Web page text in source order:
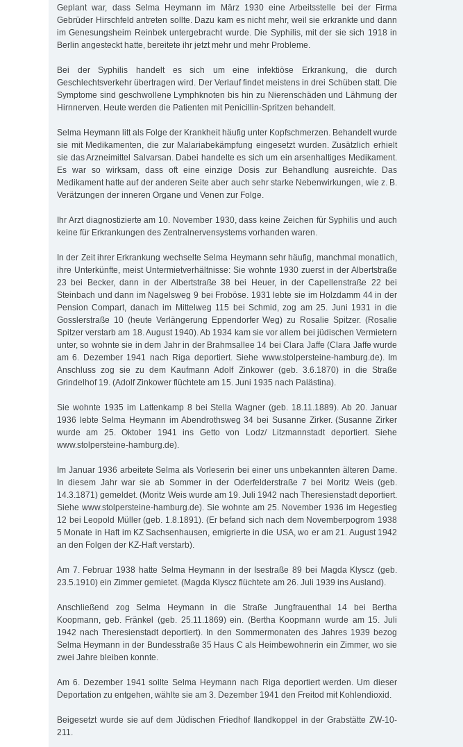
Geplant war, dass Selma Heymann im März 1930 eine Arbeitsstelle bei der Firma
Gebrüder Hirschfeld antreten sollte. Dazu kam es nicht mehr, weil sie erkrankte und dann
im Genesungsheim Reinbek untergebracht wurde. Die Syphilis, mit der sie sich 1918 in
Berlin angesteckt hatte, bereitete ihr jetzt mehr und mehr Probleme.
Bei der Syphilis handelt es sich um eine infektiöse Erkrankung, die durch
Geschlechtsverkehr übertragen wird. Der Verlauf findet meistens in drei Schüben statt. Die
Symptome sind geschwollene Lymphknoten bis hin zu Nierenschäden und Lähmung der
Hirnnerven. Heute werden die Patienten mit Penicillin-Spritzen behandelt.
Selma Heymann litt als Folge der Krankheit häufig unter Kopfschmerzen. Behandelt wurde
sie mit Medikamenten, die zur Malariabekämpfung eingesetzt wurden. Zusätzlich erhielt
sie das Arzneimittel Salvarsan. Dabei handelte es sich um ein arsenhaltiges Medikament.
Es war so wirksam, dass oft eine einzige Dosis zur Behandlung ausreichte. Das
Medikament hatte auf der anderen Seite aber auch sehr starke Nebenwirkungen, wie z. B.
Verätzungen der inneren Organe und Venen zur Folge.
Ihr Arzt diagnostizierte am 10. November 1930, dass keine Zeichen für Syphilis und auch
keine für Erkrankungen des Zentralnervensystems vorhanden waren.
In der Zeit ihrer Erkrankung wechselte Selma Heymann sehr häufig, manchmal monatlich,
ihre Unterkünfte, meist Untermietverhältnisse: Sie wohnte 1930 zuerst in der Albertstraße
23 bei Becker, dann in der Albertstraße 38 bei Heuer, in der Capellenstraße 22 bei
Steinbach und dann im Nagelsweg 9 bei Froböse. 1931 lebte sie im Holzdamm 44 in der
Pension Compart, danach im Mittelweg 115 bei Schmid, zog am 25. Juni 1931 in die
Gosslerstraße 10 (heute Verlängerung Eppendorfer Weg) zu Rosalie Spitzer. (Rosalie
Spitzer verstarb am 18. August 1940). Ab 1934 kam sie vor allem bei jüdischen Vermietern
unter, so wohnte sie in dem Jahr in der Brahmsallee 14 bei Clara Jaffe (Clara Jaffe wurde
am 6. Dezember 1941 nach Riga deportiert. Siehe www.stolpersteine-hamburg.de). Im
Anschluss zog sie zu dem Kaufmann Adolf Zinkower (geb. 3.6.1870) in die Straße
Grindelhof 19. (Adolf Zinkower flüchtete am 15. Juni 1935 nach Palästina).
Sie wohnte 1935 im Lattenkamp 8 bei Stella Wagner (geb. 18.11.1889). Ab 20. Januar
1936 lebte Selma Heymann im Abendrothsweg 34 bei Susanne Zirker. (Susanne Zirker
wurde am 25. Oktober 1941 ins Getto von Lodz/ Litzmannstadt deportiert. Siehe
www.stolpersteine-hamburg.de).
Im Januar 1936 arbeitete Selma als Vorleserin bei einer uns unbekannten älteren Dame.
In diesem Jahr war sie ab Sommer in der Oderfelderstraße 7 bei Moritz Weis (geb.
14.3.1871) gemeldet. (Moritz Weis wurde am 19. Juli 1942 nach Theresienstadt deportiert.
Siehe www.stolpersteine-hamburg.de). Sie wohnte am 25. November 1936 im Hegestieg
12 bei Leopold Müller (geb. 1.8.1891). (Er befand sich nach dem Novemberpogrom 1938
5 Monate in Haft im KZ Sachsenhausen, emigrierte in die USA, wo er am 21. August 1942
an den Folgen der KZ-Haft verstarb).
Am 7. Februar 1938 hatte Selma Heymann in der Isestraße 89 bei Magda Klyscz (geb.
23.5.1910) ein Zimmer gemietet. (Magda Klyscz flüchtete am 26. Juli 1939 ins Ausland).
Anschließend zog Selma Heymann in die Straße Jungfrauenthal 14 bei Bertha
Koopmann, geb. Fränkel (geb. 25.11.1869) ein. (Bertha Koopmann wurde am 15. Juli
1942 nach Theresienstadt deportiert). In den Sommermonaten des Jahres 1939 bezog
Selma Heymann in der Bundesstraße 35 Haus C als Heimbewohnerin ein Zimmer, wo sie
zwei Jahre bleiben konnte.
Am 6. Dezember 1941 sollte Selma Heymann nach Riga deportiert werden. Um dieser
Deportation zu entgehen, wählte sie am 3. Dezember 1941 den Freitod mit Kohlendioxid.
Beigesetzt wurde sie auf dem Jüdischen Friedhof Ilandkoppel in der Grabstätte ZW-10-
211.